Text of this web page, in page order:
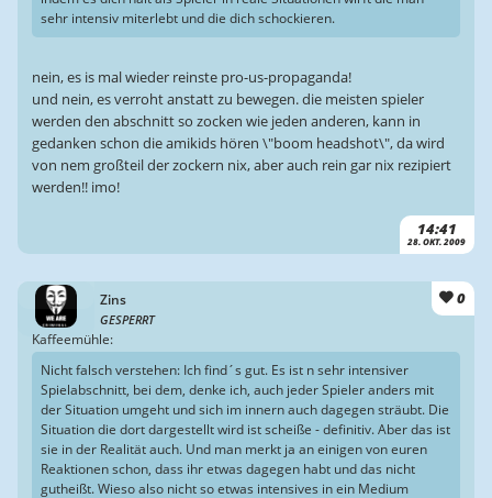
14:41
28. OKT. 2009
sehr intensiv miterlebt und die dich schockieren.
nein, es is mal wieder reinste pro-us-propaganda!
und nein, es verroht anstatt zu bewegen. die meisten spieler
werden den abschnitt so zocken wie jeden anderen, kann in
gedanken schon die amikids hören \"boom headshot\", da wird
von nem großteil der zockern nix, aber auch rein gar nix rezipiert
werden!! imo!
Zins
GESPERRT
0
Kaffeemühle:
Nicht falsch verstehen: Ich find´s gut. Es ist n sehr intensiver
Spielabschnitt, bei dem, denke ich, auch jeder Spieler anders mit
der Situation umgeht und sich im innern auch dagegen sträubt. Die
Situation die dort dargestellt wird ist scheiße - definitiv. Aber das ist
sie in der Realität auch. Und man merkt ja an einigen von euren
Reaktionen schon, dass ihr etwas dagegen habt und das nicht
gutheißt. Wieso also nicht so etwas intensives in ein Medium